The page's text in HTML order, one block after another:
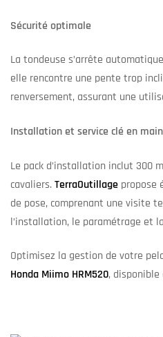
Sécurité optimale
La tondeuse s’arrête
elle rencontre une pente trop
renversement, assurant une
Installation et service clé en main
Le pack d’installation inclut 300
cavaliers.TerraOutillage propose
de pose, comprenant une visite
l’installation, le paramétrage et
Optimisez la gestion de votre
Honda Miimo HRM520, disponible